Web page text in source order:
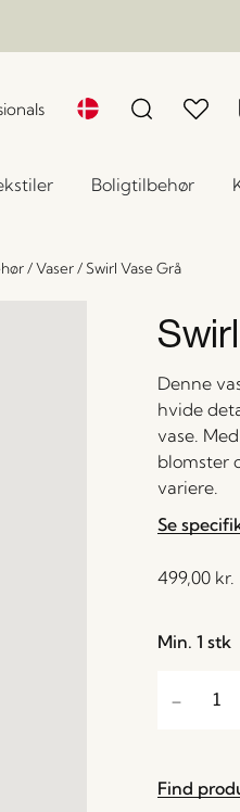
Boligtilbehør
/Vaser/ Swirl Vase Grå
Denne
hvide
vase.
blomster
variere.
Se
499,00 kr.
Min. 1 stk
Find